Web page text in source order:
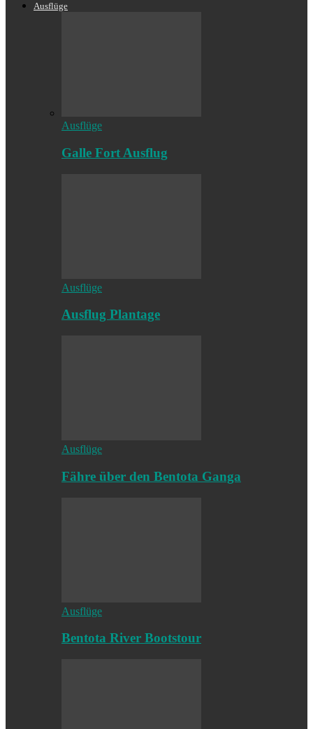
Ausflüge
Ausflüge
Galle Fort Ausflug
Ausflüge
Ausflug Plantage
Ausflüge
Fähre über den Bentota Ganga
Ausflüge
Bentota River Bootstour